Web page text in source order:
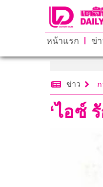
หน้าแรก ข่
ข่าว
‘ไอซ์